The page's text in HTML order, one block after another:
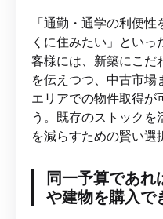
「通勤・通学の利便
くに住みたい」とい
客様には、新築にこだ
を伝えつつ、中古市場
エリアでの物件取得が
う。既存のストック
を減らすための賢い選
同一予算であ
や建物を購入で